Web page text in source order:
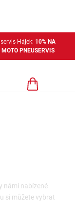
Hájek: 10% NA
PNEUSERVIS
Nákupní
námi nabízené
si můžete vybrat